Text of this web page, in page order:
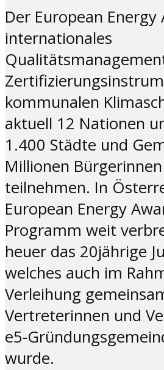
Der European
internationales
kommunalen
aktuell 12 Nationen
1.400 Städte und
Millionen
teilnehmen. In
European Energy
Programm weit
heuer das 20jährige
welches auch im
Verleihung
Vertreterinnen und
e5-
wurde.